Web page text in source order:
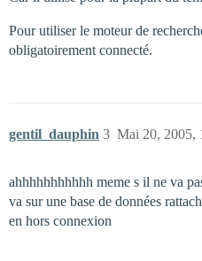
Pour utiliser le moteur de
obligatoirement connecté.
gentil_dauphin Mai 20, 2005,
3
ahhhhhhhhhhh meme s il ne va
va sur une base de données
en hors connexion